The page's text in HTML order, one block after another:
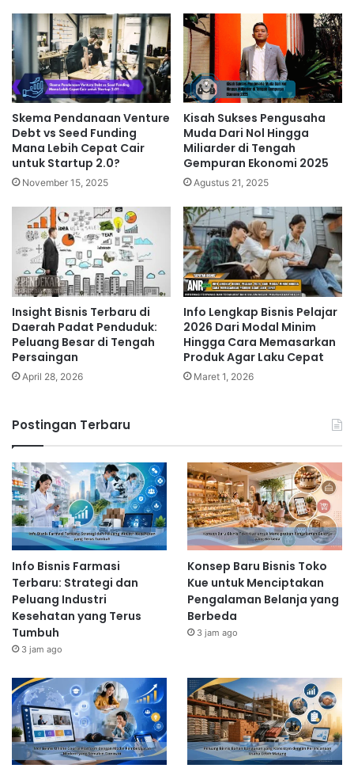
Skema Pendanaan Venture
Debt vs Seed Funding
Mana Lebih Cepat Cair
untuk Startup 2.0?
November 15, 2025
Kisah Sukses Pengusaha
Muda Dari Nol Hingga
Miliarder di Tengah
Gempuran Ekonomi 2025
Agustus 21, 2025
Insight Bisnis Terbaru di
Daerah Padat Penduduk:
Peluang Besar di Tengah
Persaingan
April 28, 2026
Info Lengkap Bisnis Pelajar
2026 Dari Modal Minim
Hingga Cara Memasarkan
Produk Agar Laku Cepat
Maret 1, 2026
Postingan Terbaru
Info Bisnis Farmasi
Terbaru: Strategi dan
Peluang Industri
Kesehatan yang Terus
Tumbuh
3 jam ago
Konsep Baru Bisnis Toko
Kue untuk Menciptakan
Pengalaman Belanja yang
Berbeda
3 jam ago